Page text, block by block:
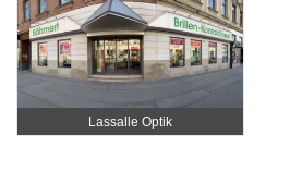
Lassalle Optik